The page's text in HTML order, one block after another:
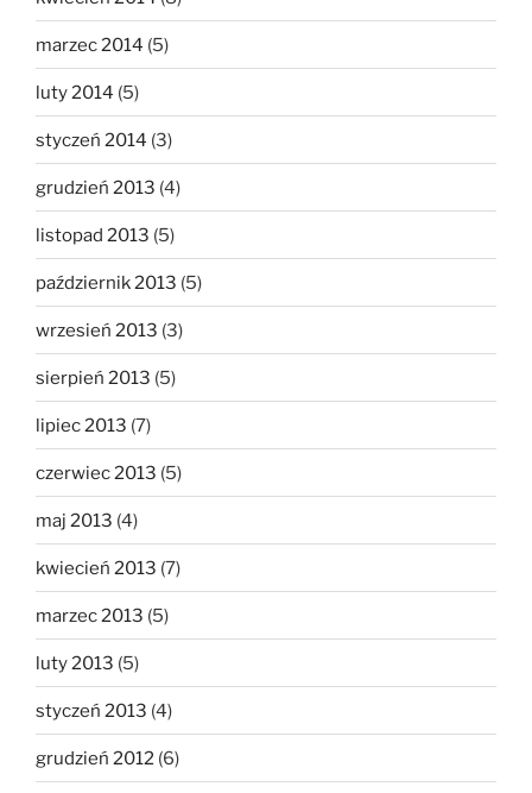
marzec 2014 (5)
luty 2014 (5)
styczeń 2014 (3)
grudzień 2013 (4)
listopad 2013 (5)
październik 2013 (5)
wrzesień 2013 (3)
sierpień 2013 (5)
lipiec 2013 (7)
czerwiec 2013 (5)
maj 2013 (4)
kwiecień 2013 (7)
marzec 2013 (5)
luty 2013 (5)
styczeń 2013 (4)
grudzień 2012 (6)